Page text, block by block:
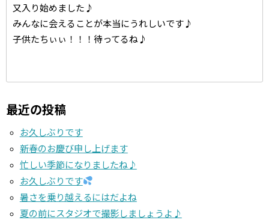
又入り始めました♪
みんなに会えることが本当にうれしいです♪
子供たちぃぃ！！！待ってるね♪
最近の投稿
お久しぶりです
新春のお慶び申し上げます
忙しい季節になりましたね♪
お久しぶりです
暑さを乗り越えるにはだよね
夏の前にスタジオで撮影しましょうよ♪